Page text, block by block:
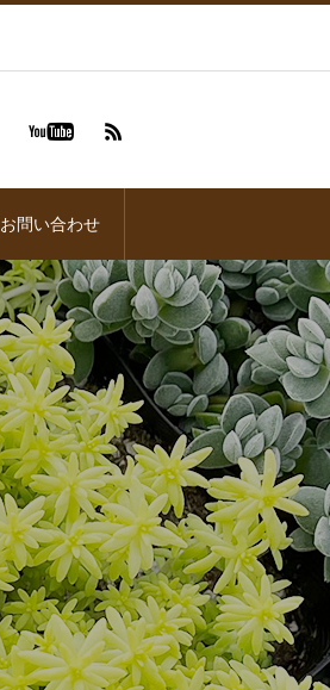
お問い合わせ